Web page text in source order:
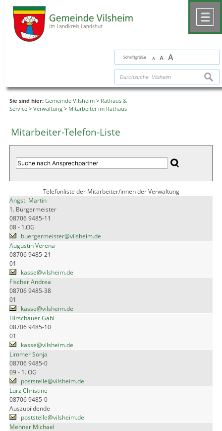
Schriftgröße A A A
Sie sind hier: Gemeinde Vilsheim > Rathaus &
Service > Verwaltung > Mitarbeiter im Rathaus
Mitarbeiter-Telefon-Liste
Telefonliste der Mitarbeiter/innen der Verwaltung
Angstl Martin
1. Bürgermeister
08706 9485-11
08 - 1.OG
buergermeister@vilsheim.de
Augustin Verena
08706 9485-21
01
kasse@vilsheim.de
Fischer Andrea
08706 9485-38
01
kasse@vilsheim.de
Hirschauer Gabi
08706 9485-10
01
kasse@vilsheim.de
Limmer Sonja
08706 9485-0
09 - 1. OG
poststelle@vilsheim.de
Lurz Christine
08706 9485-0
Auszubildende
poststelle@vilsheim.de
Mehner Michael